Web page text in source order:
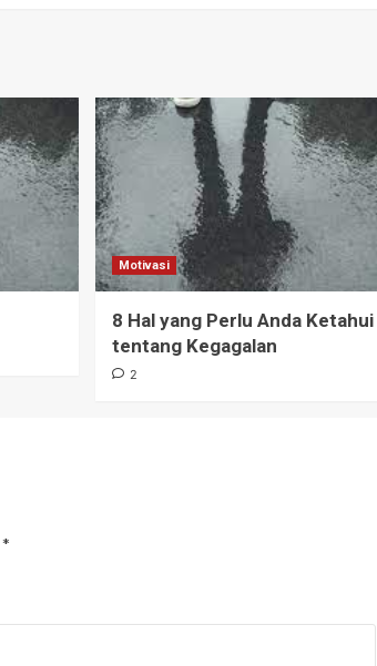
Motivasi
8 Hal yang Perlu Anda Ketahui
tentang Kegagalan
2
*